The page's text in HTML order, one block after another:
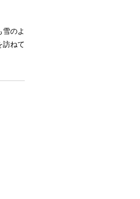
のよ
訪ねて